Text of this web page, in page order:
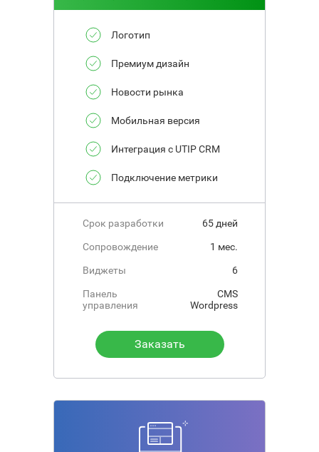
Логотип
Премиум дизайн
Новости рынка
Мобильная версия
Интеграция с UTIP CRM
Подключение метрики
Срок разработки 65 дней
Сопровождение 1 мес.
Виджеты 6
Панель
управления
CMS
Wordpress
Заказать